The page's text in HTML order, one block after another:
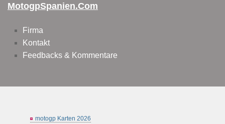
MotogpSpanien.com
Firma
Kontakt
Feedbacks & Kommentare
motogp Karten 2026